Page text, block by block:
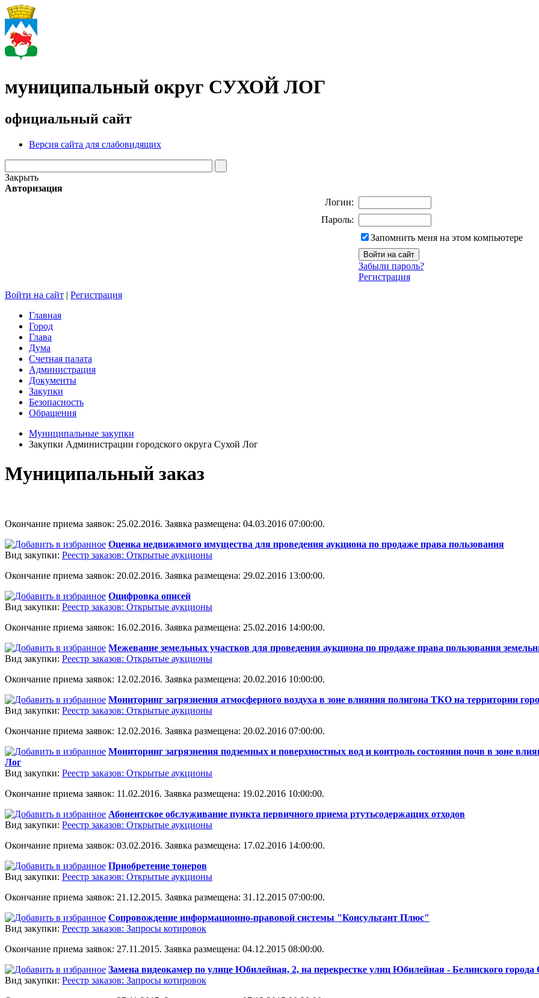
муниципальный округ СУХОЙ ЛОГ
официальный сайт
Версия сайта для слабовидящих
Закрыть
Авторизация
Логин:
Пароль:
Запомнить меня на этом компьютере
Забыли пароль?
Регистрация
Войти на сайт | Регистрация
Главная
Город
Глава
Дума
Счетная палата
Администрация
Документы
Закупки
Безопасность
Обращения
Муниципальные закупки
Закупки Администрации городского округа Сухой Лог
Муниципальный заказ
Окончание приема заявок: 25.02.2016. Заявка размещена: 04.03.2016 07:00:00.
Оценка недвижимого имущества для проведения аукциона по продаже права пользования
Вид закупки: Реестр заказов: Открытые аукционы
Окончание приема заявок: 20.02.2016. Заявка размещена: 29.02.2016 13:00:00.
Оцифровка описей
Вид закупки: Реестр заказов: Открытые аукционы
Окончание приема заявок: 16.02.2016. Заявка размещена: 25.02.2016 14:00:00.
Межевание земельных участков для проведения аукциона по продаже права пользования
Вид закупки: Реестр заказов: Открытые аукционы
Окончание приема заявок: 12.02.2016. Заявка размещена: 20.02.2016 10:00:00.
Мониторинг загрязнения атмосферного воздуха в зоне влияния полигона ТКО на территории
Вид закупки: Реестр заказов: Открытые аукционы
Окончание приема заявок: 12.02.2016. Заявка размещена: 20.02.2016 07:00:00.
Мониторинг загрязнения подземных и поверхностных вод и контроль состояния почв в зоне
Лог
Вид закупки: Реестр заказов: Открытые аукционы
Окончание приема заявок: 11.02.2016. Заявка размещена: 19.02.2016 10:00:00.
Абонентское обслуживание пункта первичного приема ртутьсодержащих отходов
Вид закупки: Реестр заказов: Открытые аукционы
Окончание приема заявок: 03.02.2016. Заявка размещена: 17.02.2016 14:00:00.
Приобретение тонеров
Вид закупки: Реестр заказов: Открытые аукционы
Окончание приема заявок: 21.12.2015. Заявка размещена: 31.12.2015 07:00:00.
Сопровождение информационно-правовой системы "Консультант Плюс"
Вид закупки: Реестр заказов: Запросы котировок
Окончание приема заявок: 27.11.2015. Заявка размещена: 04.12.2015 08:00:00.
Замена видеокамер по улице Юбилейная, 2, на перекрестке улиц Юбилейная - Белинского города
Вид закупки: Реестр заказов: Запросы котировок